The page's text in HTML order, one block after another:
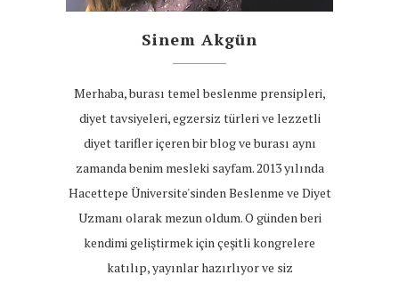
Sinem Akgün
Merhaba, burası temel beslenme prensipleri,
diyet tavsiyeleri, egzersiz türleri ve lezzetli
diyet tarifler içeren bir blog ve burası aynı
zamanda benim mesleki sayfam. 2013 yılında
Hacettepe Üniversite'sinden Beslenme ve Diyet
Uzmanı olarak mezun oldum. O günden beri
kendimi geliştirmek için çeşitli kongrelere
katılıp, yayınlar hazırlıyor ve siz